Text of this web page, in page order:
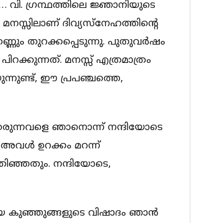
ഗ്രന്ഥത്തിലെ ജ്ഞാനിയുടെ
ദിവ്യസ്‌നേഹത്തിന്റെ
തുറക്കപ്പെടുന്നു. പുതുവര്‍ഷം
മനസ്സ് എത്രമാത്രം
ഈ പ്രപഞ്ചത്തെ,
ഞാനൊന്ന് നന്ദിയോടെ
അവള്‍ ഉറക്കം മറന്ന്
നന്ദിയോടെ,
കുഞ്ഞുങ്ങളുടെ വിഷാദം ഞാന്‍